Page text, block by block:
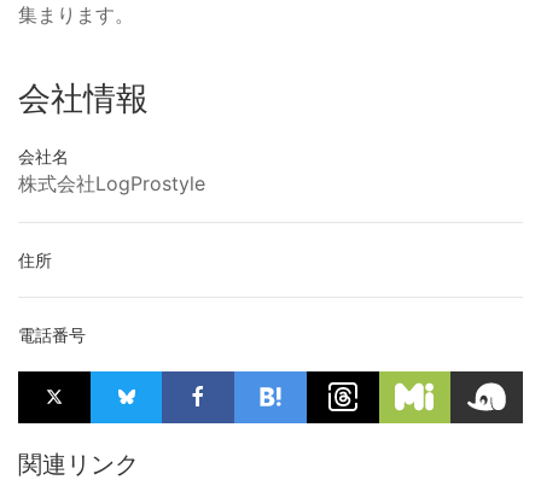
集まります。
会社情報
会社名
株式会社LogProstyle
住所
電話番号
関連リンク